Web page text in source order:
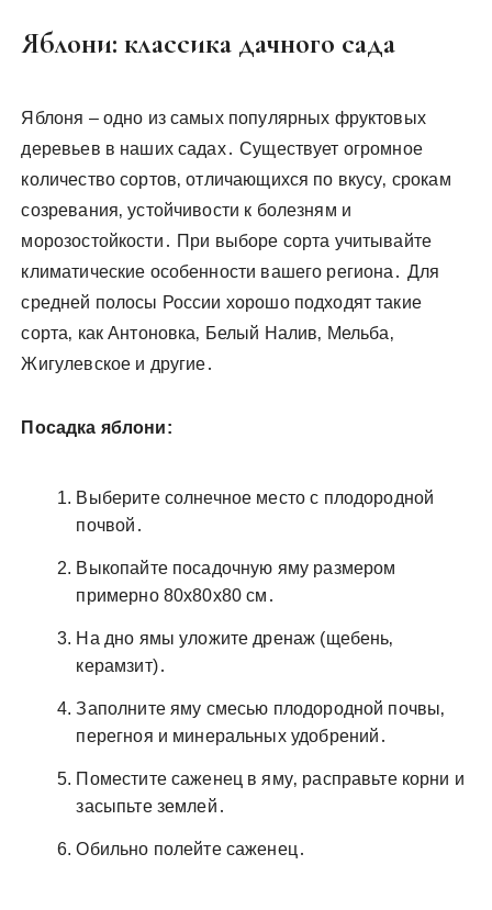
Яблони: классика дачного сада
Яблоня – одно из самых популярных фруктовых
деревьев в наших садах․ Существует огромное
количество сортов‚ отличающихся по вкусу‚ срокам
созревания‚ устойчивости к болезням и
морозостойкости․ При выборе сорта учитывайте
климатические особенности вашего региона․ Для
средней полосы России хорошо подходят такие
сорта‚ как Антоновка‚ Белый Налив‚ Мельба‚
Жигулевское и другие․
Посадка яблони:
Выберите солнечное место с плодородной
почвой․
Выкопайте посадочную яму размером
примерно 80x80x80 см․
На дно ямы уложите дренаж (щебень‚
керамзит)․
Заполните яму смесью плодородной почвы‚
перегноя и минеральных удобрений․
Поместите саженец в яму‚ расправьте корни и
засыпьте землей․
Обильно полейте саженец․